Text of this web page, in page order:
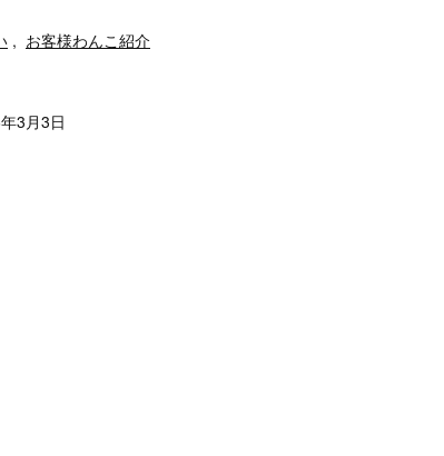
, お客様わんこ紹介
3月3日